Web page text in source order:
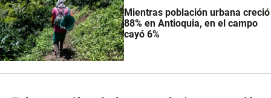
Mientras población urbana creció
88% en Antioquia, en el campo
cayó 6%